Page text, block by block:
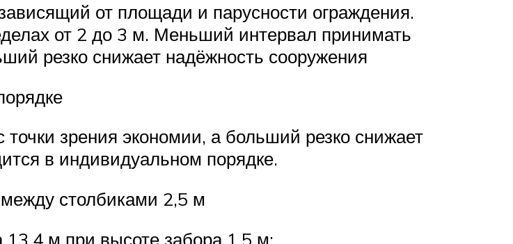
от площади и парусности ограждения.
от 2 до 3 м. Меньший интервал принимать
резко снижает надёжность сооружения
зрения экономии, а больший резко снижает
в индивидуальном порядке.
столбиками 2,5 м
13,4 м при высоте забора 1,5 м: